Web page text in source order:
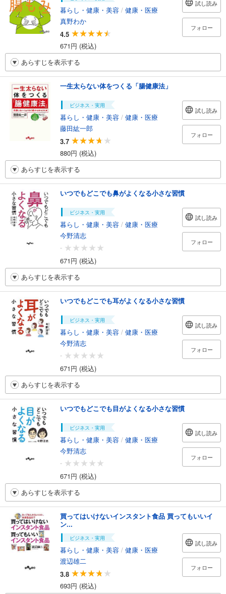
暮らし・健康・美容 / 健康・医療
真野わか
4.5
671円 (税込)
試し読み
フォロー
あらすじを表示する
一生太らない体をつくる「腸健康法」
ビジネス・実用
暮らし・健康・美容 / 健康・医療
藤田紘一郎
3.7
880円 (税込)
試し読み
フォロー
あらすじを表示する
いつでもどこでも鼻がよくなる小さな習慣
ビジネス・実用
暮らし・健康・美容 / 健康・医療
今野清志
-
671円 (税込)
試し読み
フォロー
あらすじを表示する
いつでもどこでも耳がよくなる小さな習慣
ビジネス・実用
暮らし・健康・美容 / 健康・医療
今野清志
-
671円 (税込)
試し読み
フォロー
あらすじを表示する
いつでもどこでも目がよくなる小さな習慣
ビジネス・実用
暮らし・健康・美容 / 健康・医療
今野清志
-
671円 (税込)
試し読み
フォロー
あらすじを表示する
買ってはいけないインスタント食品 買ってもいいイ
ン...
ビジネス・実用
暮らし・健康・美容 / 健康・医療
渡辺雄二
3.8
693円 (税込)
試し読み
フォロー